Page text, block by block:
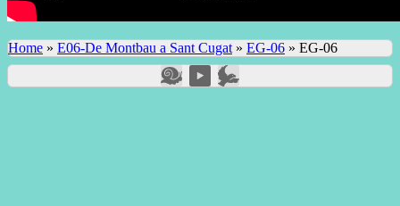
Home » E06-De Montbau a Sant Cugat » EG-06 » EG-06